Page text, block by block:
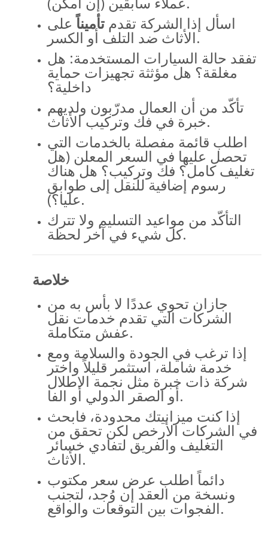
اسأل إذا الشركة تقدم تأميناًعلى
الأثاث ضد التلف أو الكسر.
تفقد حالة السيارات المستخدمة: هل
مغلقة؟ هل مؤثثة تجهيزات حماية
داخلية؟
تأكّد من أن العمال مدرّبون ولديهم
خبرة في فك وتركيب الأثاث.
اطلب قائمة مفصلة بالخدمات التي
تحصل عليها في السعر المعلن (هل
تغليف كامل؟ فك وتركيب؟ هل هناك
رسوم إضافية للنقل إلى طوابق
عليا؟).
التأكّد من مواعيد التسليم ولا تترك
كل شيء في آخر لحظة.
خلاصة
جازان تحوي عددًا لا بأس به من
الشركات التي تقدم خدمات نقل
عفش متكاملة.
إذا ترغب في الجودة والسلامة ومع
خدمة شاملة، استثمر قليلاً واختر
شركة ذات خبرة مثل نجمة الاطلال
أو الصقر الدولي أو الفا.
إذا كنت ميزانيتك محدودة، فابحث
في الشركات الأرخص لكن تحقق من
التغليف والفريق لتفادي خسائر
الأثاث.
دائماً اطلب عرض سعر مكتوب
ونسخة من العقد إن وُجد، لتجنب
الفجوات بين التوقعات والواقع.